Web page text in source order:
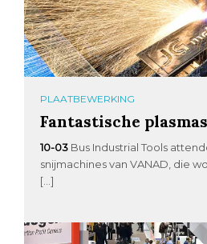
PLAATBEWERKING
Fantastische
10-03 Bus Industrial Tools
snijmachines van VANAD, die
[…]